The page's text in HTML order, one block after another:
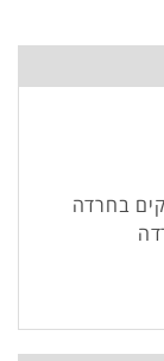
בחרדה